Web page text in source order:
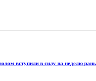
вступили в силу на неделю